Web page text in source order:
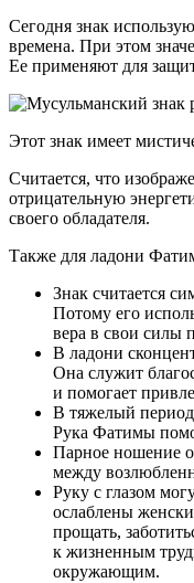
Сегодня знак
времена. При этом
Ее применяют для
Этот знак имеет
Считается, что
отрицательную
своего обладателя.
Также для ладони
Знак считается
Потому его
вера в свои силы
В ладони
Она служит
и помогает
В тяжелый
Рука Фатимы
Парное ношение
между
Руку с глазом
ослаблены
прощать,
к жизненным
окружающим.